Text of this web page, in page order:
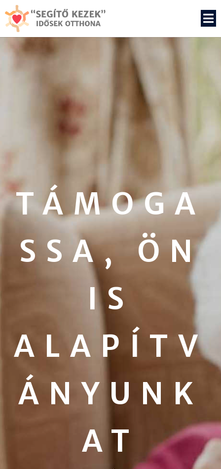
TÁMOGA
SSA, ÖN
IS
ALAPÍTV
ÁNYUNK
AT